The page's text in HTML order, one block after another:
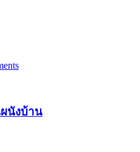
นังบ้าน